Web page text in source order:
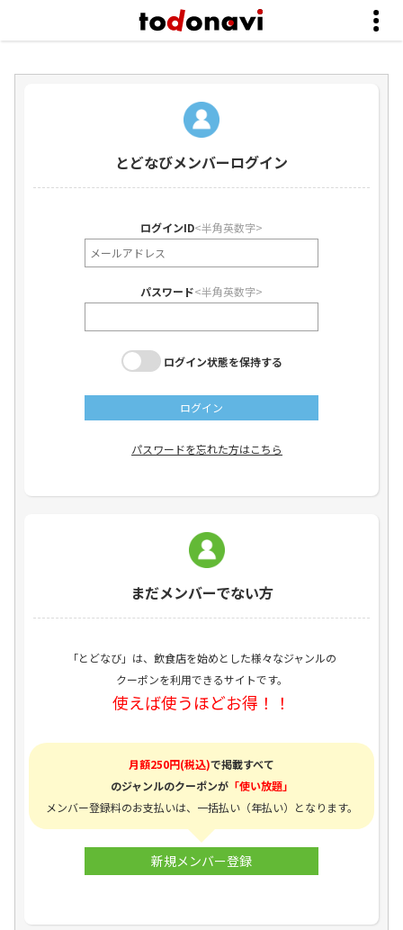
とどなびメンバーログイン
ログインID<半角英数字>
パスワード<半角英数字>
ログイン状態を保持する
パスワードを忘れた方はこちら
まだメンバーでない方
「とどなび」は、飲食店を始めとした様々なジャンルの
クーポンを利用できるサイトです。
使えば使うほどお得！！
月額250円(税込)で掲載すべて
のジャンルのクーポンが「使い放題」
メンバー登録料のお支払いは、一括払い（年払い）となります。
新規メンバー登録